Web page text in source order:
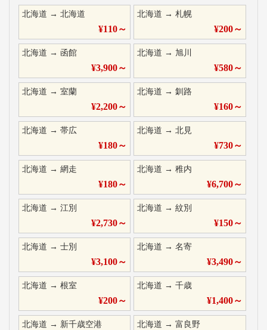
北海道 → 北海道
¥110～
北海道 →札幌
¥200～
北海道 → 函館
¥3,900～
北海道 →旭川
¥580～
北海道 → 室蘭
¥2,200～
北海道 →釧路
¥160～
北海道 → 帯広
¥180～
北海道 →北見
¥730～
北海道 → 網走
¥180～
北海道 →稚内
¥6,700～
北海道 → 江別
¥2,730～
北海道 →紋別
¥150～
北海道 → 士別
¥3,100～
北海道 →名寄
¥3,490～
北海道 → 根室
¥200～
北海道 →千歳
¥1,400～
北海道 → 新千歳空港 北海道 →富良野